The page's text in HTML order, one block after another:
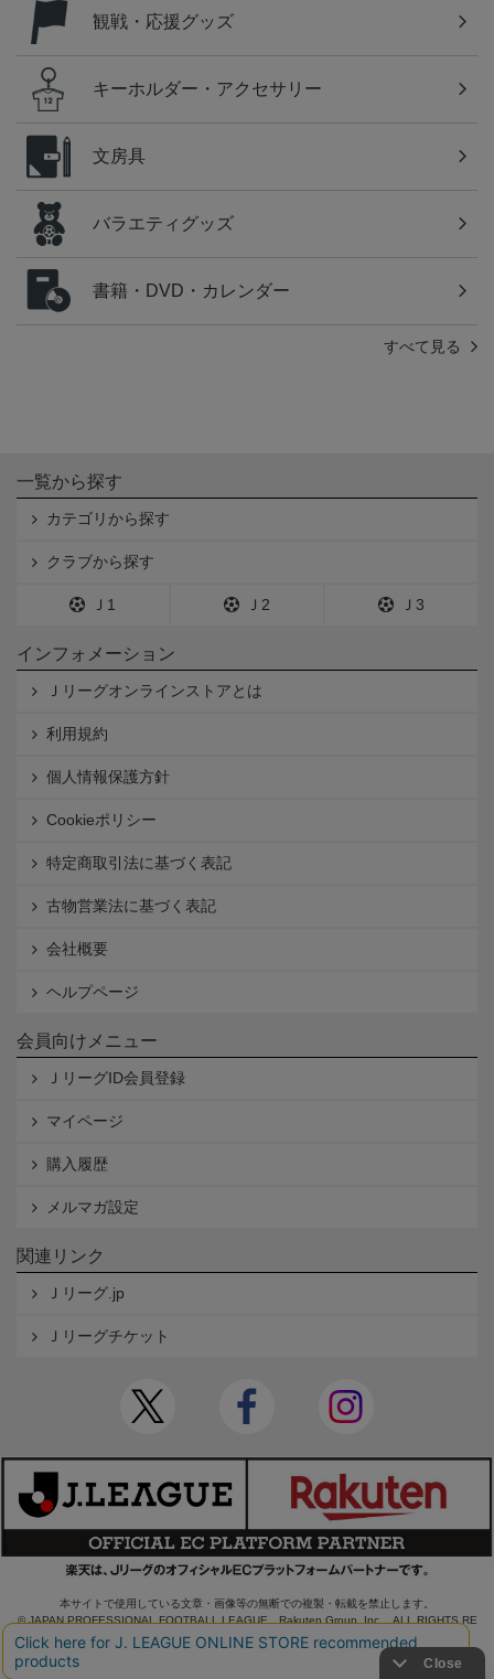
観戦・応援グッズ
キーホルダー・アクセサリー
文房具
バラエティグッズ
書籍・DVD・カレンダー
すべて見る
一覧から探す
カテゴリから探す
クラブから探す
Ｊ1 Ｊ2 Ｊ3
インフォメーション
Ｊリーグオンラインストアとは
利用規約
個人情報保護方針
Cookieポリシー
特定商取引法に基づく表記
古物営業法に基づく表記
会社概要
ヘルプページ
会員向けメニュー
ＪリーグID会員登録
マイページ
購入履歴
メルマガ設定
関連リンク
Ｊリーグ.jp
Ｊリーグチケット
本サイトで使用している文章・画像等の無断での複製・転載を禁止します。
© JAPAN PROFESSIONAL FOOTBALL LEAGUE Rakuten Group, Inc. ALL RIGHTS RE
SERVED.